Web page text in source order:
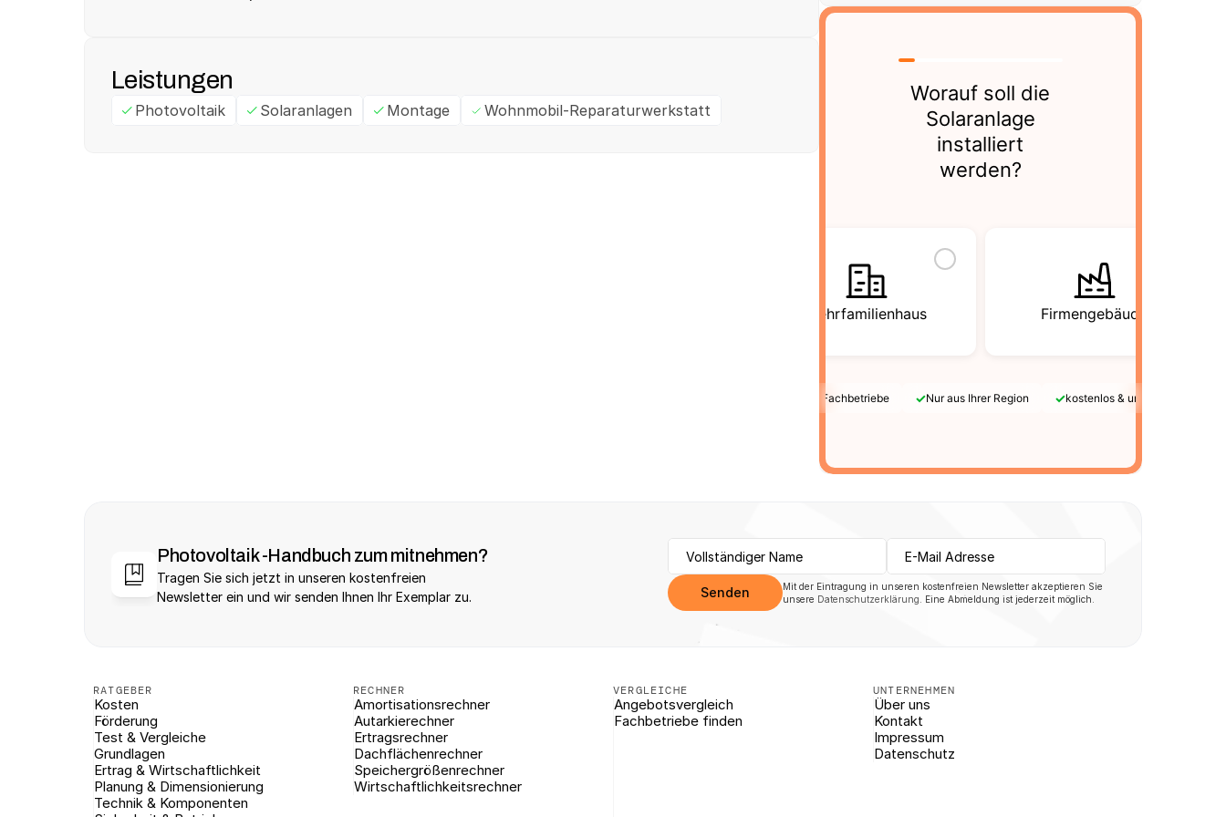
Leistungen
Photovoltaik Solaranlagen Montage Wohnmobil-Reparaturwerkstatt
Worauf soll die
Solaranlage
installiert
werden?
Mehrfamilienhaus Firmengebäude
Geprüfte Fachbetriebe ✓Nur aus Ihrer Region ✓kostenlos & unverbindlich
Photovoltaik -Handbuch zum mitnehmen?
Tragen Sie sich jetzt in unseren kostenfreien
Newsletter ein und wir senden Ihnen Ihr Exemplar zu.
Senden
Mit der Eintragung in unseren kostenfreien Newsletter akzeptieren Sie
unsere Datenschutzerklärung . Eine Abmeldung ist jederzeit möglich.
RATGEBER
Kosten
Förderung
Test & Vergleiche
Grundlagen
Ertrag & Wirtschaftlichkeit
Planung & Dimensionierung
Technik & Komponenten
RECHNER
Amortisationsrechner
Autarkierechner
Ertragsrechner
Dachflächenrechner
Speichergrößenrechner
Wirtschaftlichkeitsrechner
VERGLEICHE
Angebotsvergleich
Fachbetriebe finden
UNTERNEHMEN
Über uns
Kontakt
Impressum
Datenschutz